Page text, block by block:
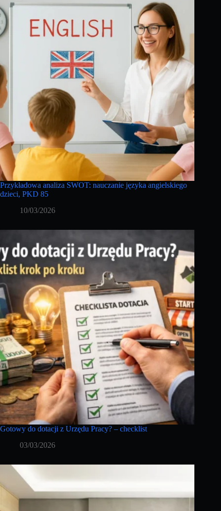
Przykładowa analiza SWOT: nauczanie języka angielskiego
dzieci, PKD 85
10/03/2026
Gotowy do dotacji z Urzędu Pracy? – checklist
03/03/2026